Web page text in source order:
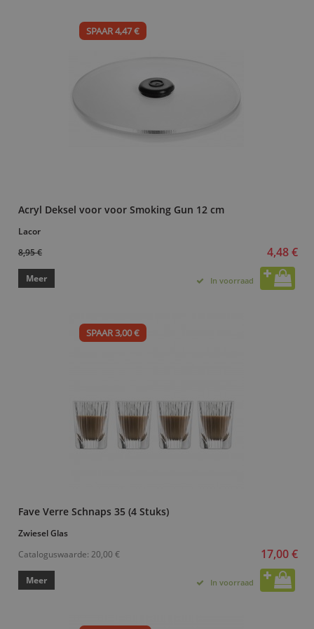
SPAAR 4,47 €
Acryl Deksel voor voor Smoking Gun 12 cm
Lacor
8,95 €
4,48 €
Meer In voorraad
SPAAR 3,00 €
Fave Verre Schnaps 35 (4 Stuks)
Zwiesel Glas
Cataloguswaarde: 20,00 € 17,00 €
Meer In voorraad